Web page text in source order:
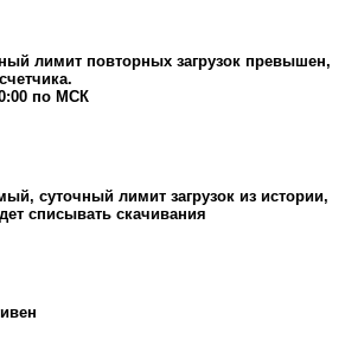
лимит повторных загрузок превышен,
по МСК
суточный лимит загрузок из истории,
списывать скачивания